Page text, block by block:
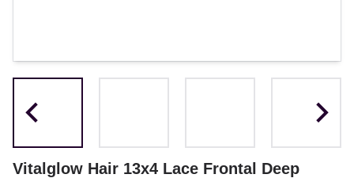
Vitalglow Hair 13x4 Lace Frontal Deep